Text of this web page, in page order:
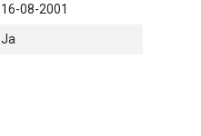
16-08-2001
Ja